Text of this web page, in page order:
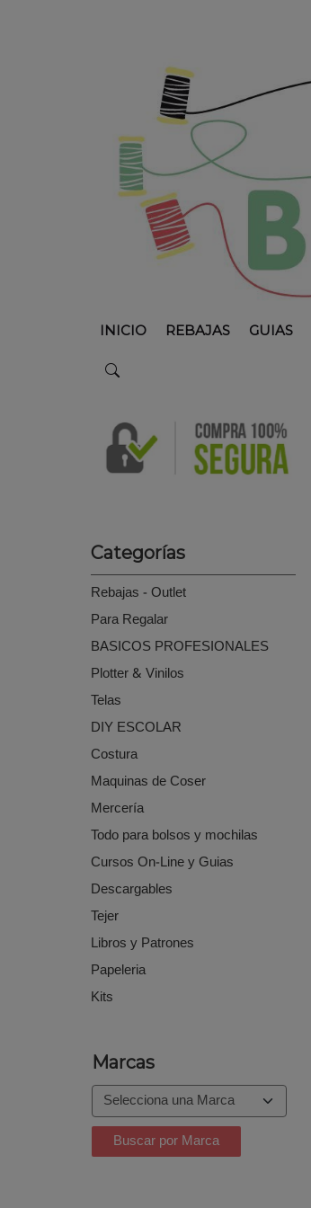
INICIO REBAJAS GUIAS
Categorías
Rebajas - Outlet
Para Regalar
BASICOS PROFESIONALES
Plotter & Vinilos
Telas
DIY ESCOLAR
Costura
Maquinas de Coser
Mercería
Todo para bolsos y mochilas
Cursos On-Line y Guias
Descargables
Tejer
Libros y Patrones
Papeleria
Kits
Marcas